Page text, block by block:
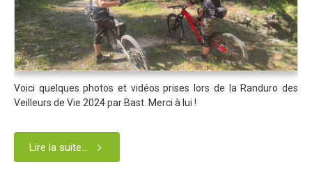
Règlement 2019
Dossier de Presse 2019
Retour sur l'Enduro 2018
Enduro Kids 2019
Bilan de l'Enduro 2018
Voici quelques photos et vidéos prises lors de la Randuro des
Veilleurs de Vie 2024 par Bast. Merci à lui !
Lire la suite...